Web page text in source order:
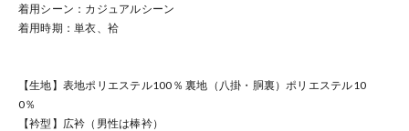
着用シーン：カジュアルシーン
着用時期：単衣、袷
【生地】表地ポリエステル100％ 裏地（八掛・胴裏）ポリエステル10
0％
【衿型】広衿（男性は棒衿）